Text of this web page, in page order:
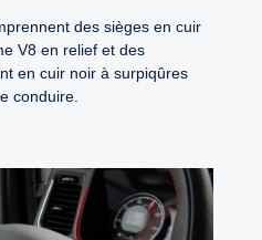
des sièges en cuir
V8 en relief et des
en cuir noir à surpiqûres
conduire.